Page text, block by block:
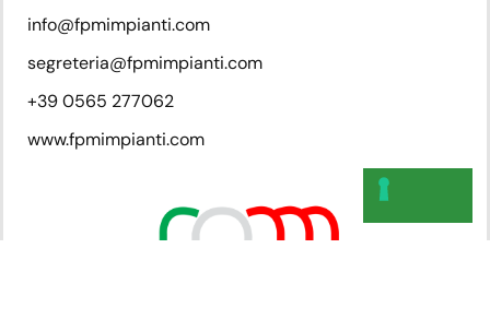
info@fpmimpianti.com
segreteria@fpmimpianti.com
+39 0565 277062
www.fpmimpianti.com